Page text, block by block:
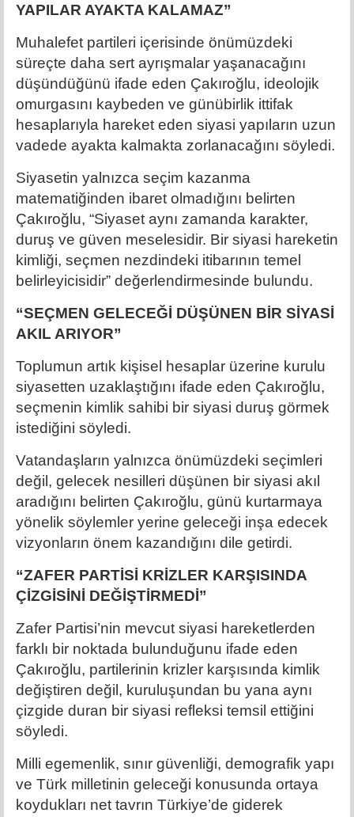
YAPILAR AYAKTA KALAMAZ”
Muhalefet partileri içerisinde önümüzdeki
süreçte daha sert ayrışmalar yaşanacağını
düşündüğünü ifade eden Çakıroğlu, ideolojik
omurgasını kaybeden ve günübirlik ittifak
hesaplarıyla hareket eden siyasi yapıların uzun
vadede ayakta kalmakta zorlanacağını söyledi.
Siyasetin yalnızca seçim kazanma
matematiğinden ibaret olmadığını belirten
Çakıroğlu, “Siyaset aynı zamanda karakter,
duruş ve güven meselesidir. Bir siyasi hareketin
kimliği, seçmen nezdindeki itibarının temel
belirleyicisidir” değerlendirmesinde bulundu.
“SEÇMEN GELECEĞİ DÜŞÜNEN BİR SİYASİ
AKIL ARIYOR”
Toplumun artık kişisel hesaplar üzerine kurulu
siyasetten uzaklaştığını ifade eden Çakıroğlu,
seçmenin kimlik sahibi bir siyasi duruş görmek
istediğini söyledi.
Vatandaşların yalnızca önümüzdeki seçimleri
değil, gelecek nesilleri düşünen bir siyasi akıl
aradığını belirten Çakıroğlu, günü kurtarmaya
yönelik söylemler yerine geleceği inşa edecek
vizyonların önem kazandığını dile getirdi.
“ZAFER PARTİSİ KRİZLER KARŞISINDA
ÇİZGİSİNİ DEĞİŞTİRMEDİ”
Zafer Partisi’nin mevcut siyasi hareketlerden
farklı bir noktada bulunduğunu ifade eden
Çakıroğlu, partilerinin krizler karşısında kimlik
değiştiren değil, kuruluşundan bu yana aynı
çizgide duran bir siyasi refleksi temsil ettiğini
söyledi.
Milli egemenlik, sınır güvenliği, demografik yapı
ve Türk milletinin geleceği konusunda ortaya
koydukları net tavrın Türkiye’de giderek